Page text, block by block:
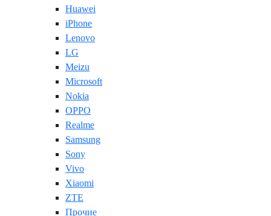
Huawei
iPhone
Lenovo
LG
Meizu
Microsoft
Nokia
OPPO
Realme
Samsung
Sony
Vivo
Xiaomi
ZTE
Прочие